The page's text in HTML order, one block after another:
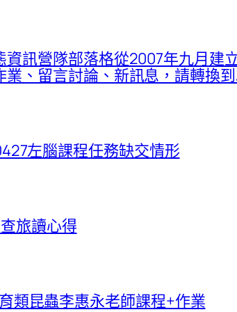
訊營隊部落格從2007年九月建
業、留言討論、新訊息，請轉換
左腦課程任務缺交情形
旅讀心得
類昆蟲李惠永老師課程+作業